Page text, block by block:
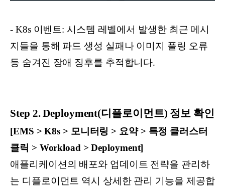
- K8s 이벤트: 시스템 레벨에서 발생한 최근 메시
지들을 통해 파드 생성 실패나 이미지 풀링 오류
등 숨겨진 장애 징후를 추적합니다.
Step 2. Deployment(디플로이먼트) 정보 확인
[EMS > K8s > 모니터링 > 요약 > 특정 클러스터
클릭 > Workload > Deployment]
애플리케이션의 배포와 업데이트 전략을 관리하
는 디플로이먼트 역시 상세한 관리 기능을 제공합